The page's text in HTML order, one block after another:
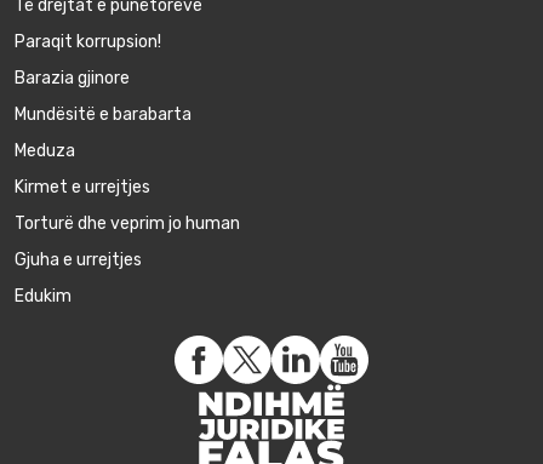
Të drejtat e punëtorëve
Paraqit korrupsion!
Barazia gjinore
Mundësitë e barabarta
Meduza
Kirmet e urrejtjes
Torturë dhe veprim jo human
Gjuha e urrejtjes
Edukim